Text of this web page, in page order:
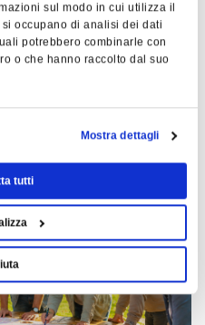
sul modo in cui utilizza il
occupano di analisi dei dati
potrebbero combinarle con
o che hanno raccolto dal suo
Mostra dettagli
tutti